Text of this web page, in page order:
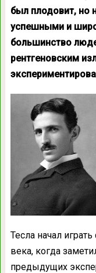
был плодовит, но
успешными и
большинство
рентгеновским
Тесла начал
века, когда
предыдущих